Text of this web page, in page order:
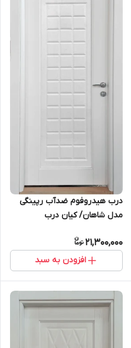
درب هیدروفوم ضدآب رپینگی
مدل شاهان/ کیان درب
21,300,000
افزودن به سبد